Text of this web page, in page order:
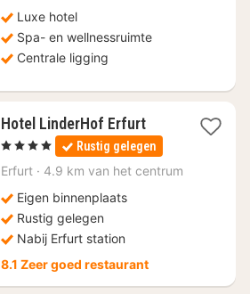
Luxe hotel
Spa- en wellnessruimte
Centrale ligging
Hotel LinderHof Erfurt1
nacht
vanaf
€
, 4 Sterren Rustig gelegen
Erfurt · 4.9 km van het centrum
Eigen binnenplaats
Rustig gelegen
Nabij Erfurt station
8.1 Zeer goed restaurant